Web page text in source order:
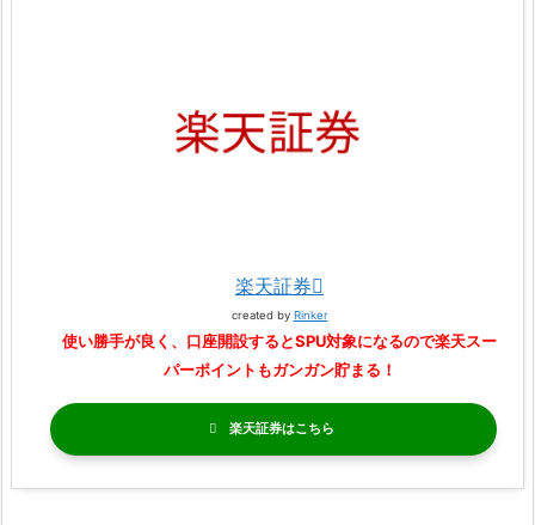
楽天証券
created by Rinker
使い勝手が良く、口座開設するとSPU対象になるので楽天スー
パーポイントもガンガン貯まる！
楽天証券